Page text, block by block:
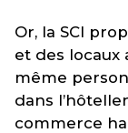
Or, la SCI
et des locaux
même
dans
commerce